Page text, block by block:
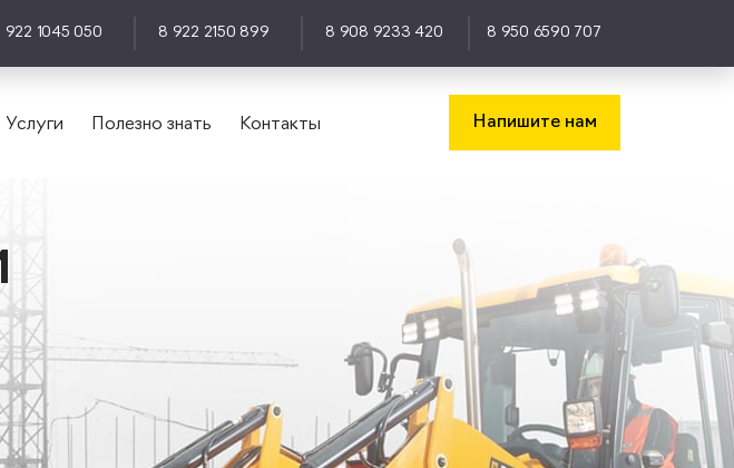
922 1045 050 8 922 2150 899 8 908 9233 420 8 950 6590 707
Услуги Полезно знать Контакты Напишите нам